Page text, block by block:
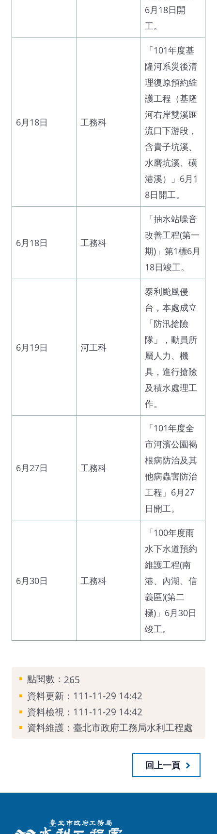
6月18日開
工。
6月18日 工務科
「101年度基
隆河系災後清
理復原預約維
護工程（基隆
河右岸雙溪匯
流口下游段，
含貴子坑溪、
水磨坑溪、磺
港溪）」6月1
8日開工。
6月18日 工務科
「抽水站噪音
改善工程(第一
期)」第1標6月
18日竣工。
6月19日 河工科
泰利颱風侵
台，本處成立
「防汛搶險
隊」，動員所
屬人力、機
具，進行搶險
及積水處理工
作。
6月27日 工務科
「101年度全
市河濱公園褐
根病防治及其
他病蟲害防治
工程」6月27
日開工。
6月30日 工務科
「100年度雨
水下水道預約
維護工程(南
港、內湖、信
義區)(第二
標)」6月30日
竣工。
點閱數： 265
資料更新：111-11-29 14:42
資料檢視：111-11-29 14:42
資料維護：臺北市政府工務局水利工程處
回上一頁